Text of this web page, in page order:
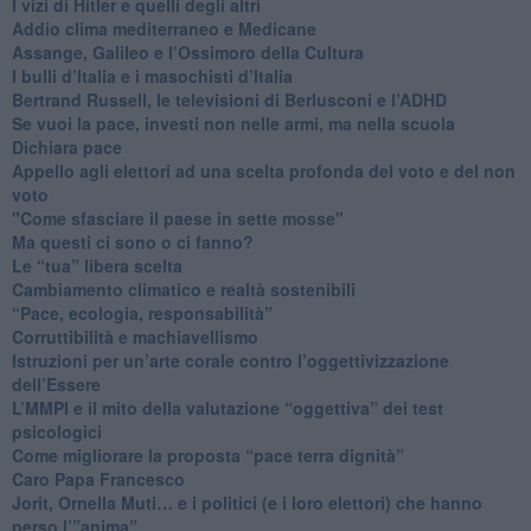
Addio clima mediterraneo e Medicane
​Assange, Galileo e l’Ossimoro della Cultura
​I bulli d’Italia e i masochisti d’Italia
​Bertrand Russell, le televisioni di Berlusconi e l’ADHD
​Se vuoi la pace, investi non nelle armi, ma nella scuola
​Dichiara pace
​Appello agli elettori ad una scelta profonda del voto e del non
voto
"Come sfasciare il paese in sette mosse"
​Ma questi ci sono o ci fanno?
​Le “tua” libera scelta
Cambiamento climatico e realtà sostenibili
“Pace, ecologia, responsabilità”
​Corruttibilità e machiavellismo
Istruzioni per un’arte corale contro l’oggettivizzazione
dell’Essere
​L’MMPI e il mito della valutazione “oggettiva” dei test
psicologici
Come migliorare la proposta “pace terra dignità”
Caro Papa Francesco
​Jorit, Ornella Muti… e i politici (e i loro elettori) che hanno
perso l’”anima”